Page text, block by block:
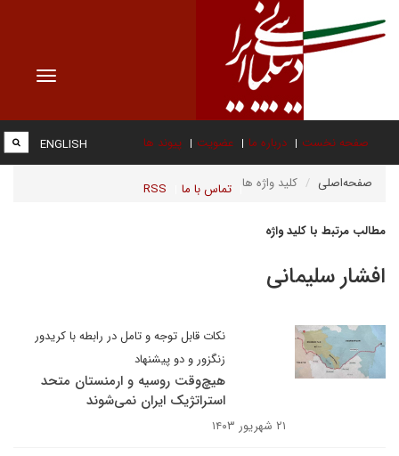
Toggle
صفحه نخست درباره ما عضویت پیوند ها
تماس با ما RSS
ENGLISH
صفحه‌اصلی کلید واژه ها
مطالب مرتبط با کلید واژه
افشار سلیمانی
نکات قابل توجه و تامل در رابطه با کریدور
زنگزور و دو پیشنهاد
هیچ‌وقت روسیه و ارمنستان متحد
استراتژیک ایران نمی‌شوند
۲۱ شهریور ۱۴۰۳